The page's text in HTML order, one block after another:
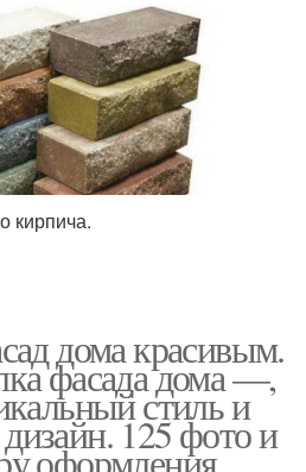
кирпича.
дома красивым.
фасада дома —,
стиль и
125 фото и
оформления